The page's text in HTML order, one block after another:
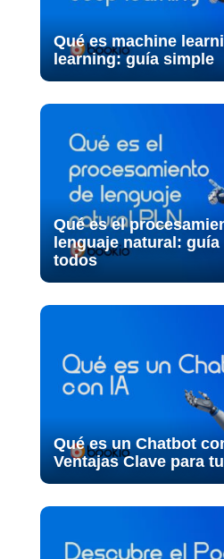
Qué es machine
learning: guía simple
Qué es el
lenguaje natural:
todos
Qué es un Chatbot
Ventajas Clave para